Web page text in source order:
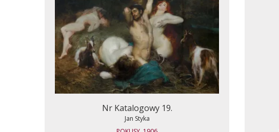
Nr Katalogowy 19.
Jan Styka